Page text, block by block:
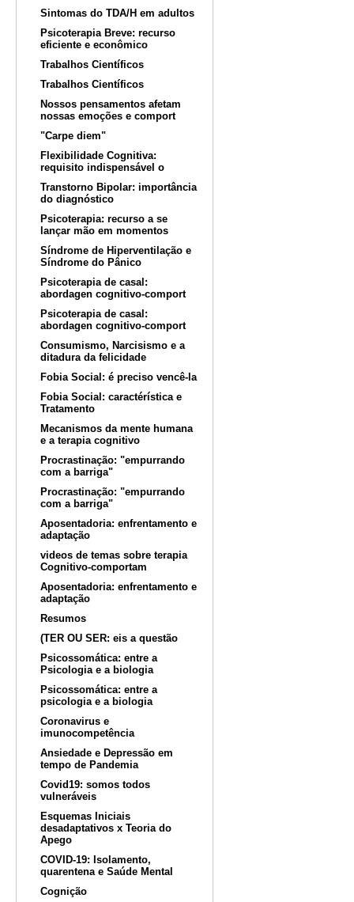
Sintomas do TDA/H em adultos
Psicoterapia Breve: recurso
eficiente e econômico
Trabalhos Científicos
Trabalhos Científicos
Nossos pensamentos afetam
nossas emoções e comport
"Carpe diem"
Flexibilidade Cognitiva:
requisito indispensável o
Transtorno Bipolar: importância
do diagnóstico
Psicoterapia: recurso a se
lançar mão em momentos
Síndrome de Hiperventilação e
Síndrome do Pânico
Psicoterapia de casal:
abordagen cognitivo-comport
Psicoterapia de casal:
abordagen cognitivo-comport
Consumismo, Narcisismo e a
ditadura da felicidade
Fobia Social: é preciso vencê-la
Fobia Social: caractérística e
Tratamento
Mecanismos da mente humana
e a terapia cognitivo
Procrastinação: "empurrando
com a barriga"
Procrastinação: "empurrando
com a barriga"
Aposentadoria: enfrentamento e
adaptação
videos de temas sobre terapia
Cognitivo-comportam
Aposentadoria: enfrentamento e
adaptação
Resumos
(TER OU SER: eis a questão
Psicossomática: entre a
Psicologia e a biologia
Psicossomática: entre a
psicologia e a biologia
Coronavirus e
imunocompetência
Ansiedade e Depressão em
tempo de Pandemia
Covid19: somos todos
vulneráveis
Esquemas Iniciais
desadaptativos x Teoria do
Apego
COVID-19: Isolamento,
quarentena e Saúde Mental
Cognição